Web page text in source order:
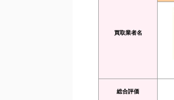
買取業者名
総合評価